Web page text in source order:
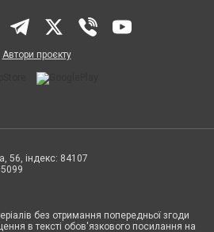
Автори проєкту
56, індекс: 84107
без отримання попередньої згоди
в тексті обов'язкового посилання на